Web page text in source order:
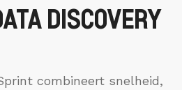
DISCOVERY
combineert snelheid,